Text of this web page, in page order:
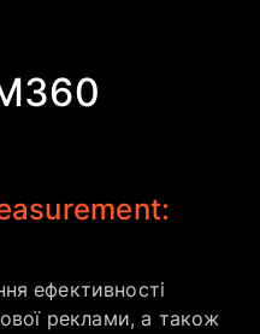
ефективності
реклами, а також